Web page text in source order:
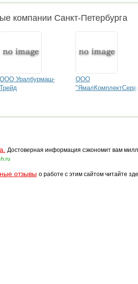
компании Санкт-Петербурга
ООО Уралбурмаш-
Трейд
ООО
Достоверная информация сэкономит вам
отзывы о работе с этим сайтом читайте